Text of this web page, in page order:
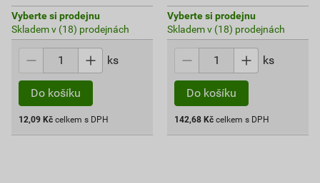
Vyberte si prodejnu
Skladem v (18) prodejnách
ks
Do košíku
12,09 Kč celkem s DPH
Vyberte si prodejnu
Skladem v (18) prodejnách
ks
Do košíku
142,68 Kč celkem s DPH